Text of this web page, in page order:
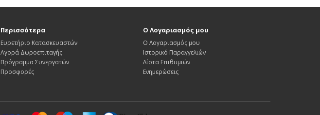
Περισσότερα
Ευρετήριο Κατασκευαστών
Αγορά Δωροεπιταγής
Πρόγραμμα Συνεργατών
Προσφορές
Ο Λογαριασμός μου
Ο Λογαριασμός μου
Ιστορικό Παραγγελιών
Λίστα Επιθυμιών
Ενημερώσεις